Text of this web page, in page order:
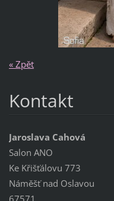
« Zpět
Kontakt
Jaroslava Cahová
Salon ANO
Ke Křišťálovu 773
Náměšť nad Oslavou
67571